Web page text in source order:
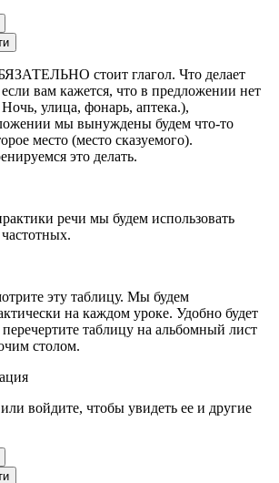
стоит глагол. Что делает
вам кажется, что в предложении нет
улица, фонарь, аптека.),
мы вынуждены будем что-то
место (место сказуемого).
это делать.
речи мы будем использовать
эту таблицу. Мы будем
на каждом уроке. Удобно будет
перечертите таблицу на альбомный лист
столом.
войдите, чтобы увидеть ее и другие